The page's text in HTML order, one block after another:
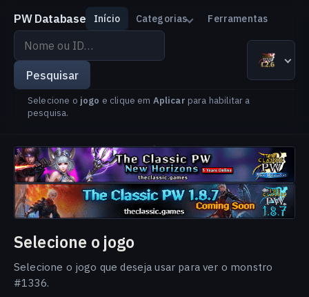
PW Database Início Categorias Ferramentas
Pesquisar
por
nome
ou
Pesquisar
Versão
IdiomaThe Classic PW 1.2.6
Selecione o jogo e clique em Aplicar para habilitar a
pesquisa.
Selecione o jogo
Selecione o jogo que deseja usar para ver o monstro
#1336.